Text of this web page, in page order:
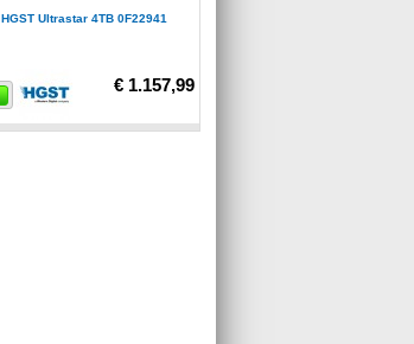
HGST Ultrastar 4TB 0F22941
€ 1.157,99